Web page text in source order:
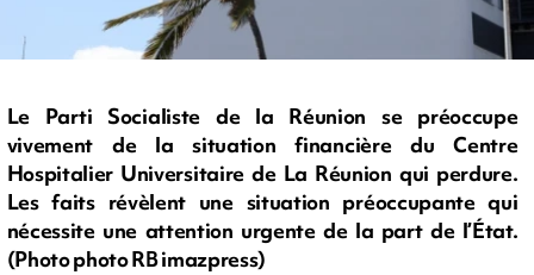
Le Parti Socialiste de la Réunion se préoccupe
vivement de la situation financière du Centre
Hospitalier Universitaire de La Réunion qui perdure.
Les faits révèlent une situation préoccupante qui
nécessite une attention urgente de la part de l’État.
(Photo photo RB imazpress)